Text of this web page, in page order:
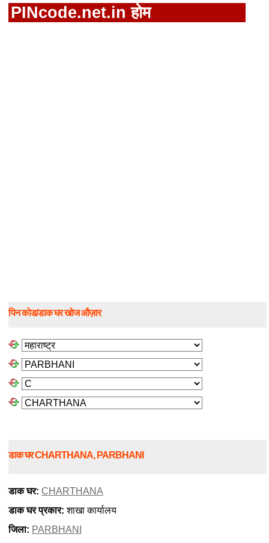
PINcode.net.in होम
पिन कोड/डाक घर खोज औज़ार
डाक घर CHARTHANA, PARBHANI
डाक घर: CHARTHANA
डाक घर प्रकार: शाखा कार्यालय
जिला: PARBHANI